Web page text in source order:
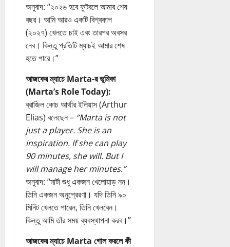
অনুবাদ: “২০২৬ হবে ফুটবলে আমার শেষ
বছর। আমি আরও একটি বিশ্বকাপ
(২০২৭) খেলতে চাই এবং তারপর অবসর
নেব। কিন্তু প্রতিটি ম্যাচই আমার শেষ
হতে পারে।”
আজকের ম্যাচে Marta-র ভূমিকা
(Marta’s Role Today):
ব্রাজিল কোচ আর্থার ইলিয়াস (Arthur
Elias) বলেছেন – “Marta is not
just a player. She is an
inspiration. If she can play
90 minutes, she will. But I
will manage her minutes.”
অনুবাদ: “মার্টা শুধু একজন খেলোয়াড় নন।
তিনি একজন অনুপ্রেরণা। যদি তিনি ৯০
মিনিট খেলতে পারেন, তিনি খেলবেন।
কিন্তু আমি তাঁর সময় ব্যবস্থাপনা করব।”
আজকের ম্যাচে Marta গোল করলে কী